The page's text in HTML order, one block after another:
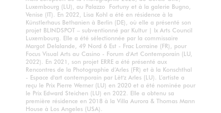
Luxembourg (LU), au Palazzo Fortuny et à la galerie Bugno,
Venise (IT). En 2022, Lisa Kohl a été en résidence à la
Künstlerhaus Bethanien à Berlin (DE), où elle a présenté son
projet BLINDSPOT – subventionné par Kultur | lx Arts Council
Luxembourg. Elle a été sélectionnée par la commissaire
Margot Delalande, 49 Nord 6 Est - Frac Lorraine (FR), pour
Focus Visual Arts au Casino - Forum d'Art Contemporain (LU,
2022). En 2021, son projet ERRE a été présenté aux
Rencontres de la Photographie d’Arles (FR) et à la Konschthal
- Espace d'art contemporain par Lët'z Arles (LU). L’artiste a
reçu le Prix Pierre Werner (LU) en 2020 et a été nominée pour
le Prix Edward Steichen (LU) en 2022. Elle a obtenu sa
première résidence en 2018 à la Villa Aurora & Thomas Mann
House à Los Angeles (USA).